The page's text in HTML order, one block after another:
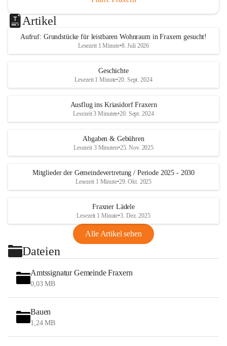
Artikel
Aufruf: Grundstücke für leistbaren Wohnraum in Fraxern gesucht!
Lesezeit 1 Minute•8. Juli 2026
Geschichte
Lesezeit 1 Minute•20. Sept. 2024
Ausflug ins Kriasidorf Fraxern
Lesezeit 3 Minuten•20. Sept. 2024
Abgaben & Gebühren
Lesezeit 3 Minuten•25. Nov. 2025
Mitglieder der Gemeindevertretung / Periode 2025 - 2030
Lesezeit 1 Minute•29. Okt. 2025
Fraxner Lädele
Lesezeit 1 Minute•3. Dez. 2025
Alle Artikel sehen
Dateien
Amtssignatur Gemeinde Fraxern
0,03 MB
Bauen
1,24 MB